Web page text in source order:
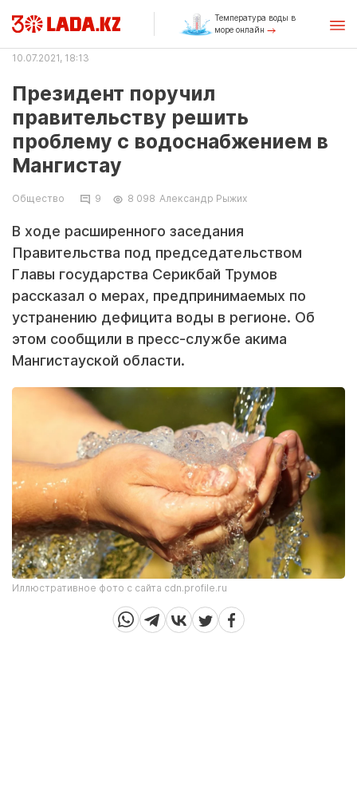
Температура воды в
море онлайн
10.07.2021, 18:13
Президент поручил
правительству решить
проблему с водоснабжением в
Мангистау
Общество 9 8 098 Александр Рыжих
В ходе расширенного заседания
Правительства под председательством
Главы государства Серикбай Трумов
рассказал о мерах, предпринимаемых по
устранению дефицита воды в регионе. Об
этом сообщили в пресс-службе акима
Мангистауской области.
Иллюстративное фото с сайта cdn.profile.ru